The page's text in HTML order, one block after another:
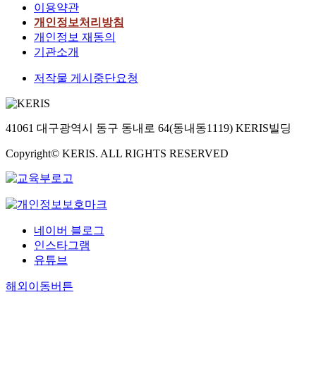
이용약관
개인정보처리방침
개인정보 재동의
기관소개
저작물 게시중단요청
41061 대구광역시 동구 동내로 64(동내동1119) KERIS빌딩
Copyright© KERIS. ALL RIGHTS RESERVED
네이버 블로그
인스타그램
유튜브
해외이동버튼